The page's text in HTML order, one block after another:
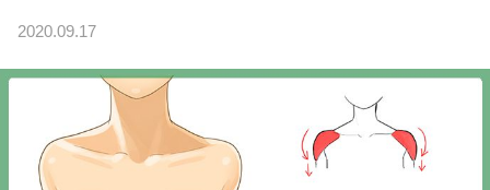
2020.09.17